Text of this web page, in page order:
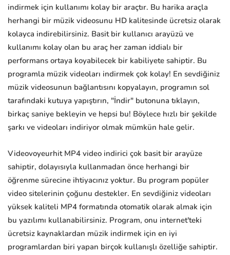
indirmek için kullanımı kolay bir araçtır. Bu harika araçla
herhangi bir müzik videosunu HD kalitesinde ücretsiz olarak
kolayca indirebilirsiniz. Basit bir kullanıcı arayüzü ve
kullanımı kolay olan bu araç her zaman iddialı bir
performans ortaya koyabilecek bir kabiliyete sahiptir. Bu
programla müzik videoları indirmek çok kolay! En sevdiğiniz
müzik videosunun bağlantısını kopyalayın, programın sol
tarafındaki kutuya yapıştırın, "İndir" butonuna tıklayın,
birkaç saniye bekleyin ve hepsi bu! Böylece hızlı bir şekilde
şarkı ve videoları indiriyor olmak mümkün hale gelir.
Videovoyeurhit MP4 video indirici çok basit bir arayüze
sahiptir, dolayısıyla kullanmadan önce herhangi bir
öğrenme sürecine ihtiyacınız yoktur. Bu program popüler
video sitelerinin çoğunu destekler. En sevdiğiniz videoları
yüksek kaliteli MP4 formatında otomatik olarak almak için
bu yazılımı kullanabilirsiniz. Program, onu internet'teki
ücretsiz kaynaklardan müzik indirmek için en iyi
programlardan biri yapan birçok kullanışlı özelliğe sahiptir.